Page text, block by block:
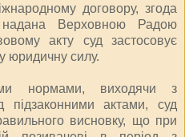
договору, згода
надана Верховною Радою
акту суд застосовує
юридичну силу.
нормами, виходячи з
підзаконними актами, суд
висновку, що при